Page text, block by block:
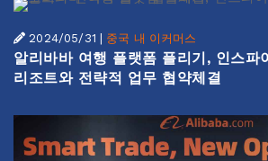
2024/05/31 중국 내 이커머스
알리바바 여행 플랫폼 플리기, 인스파
리조트와 전략적 업무 협약체결